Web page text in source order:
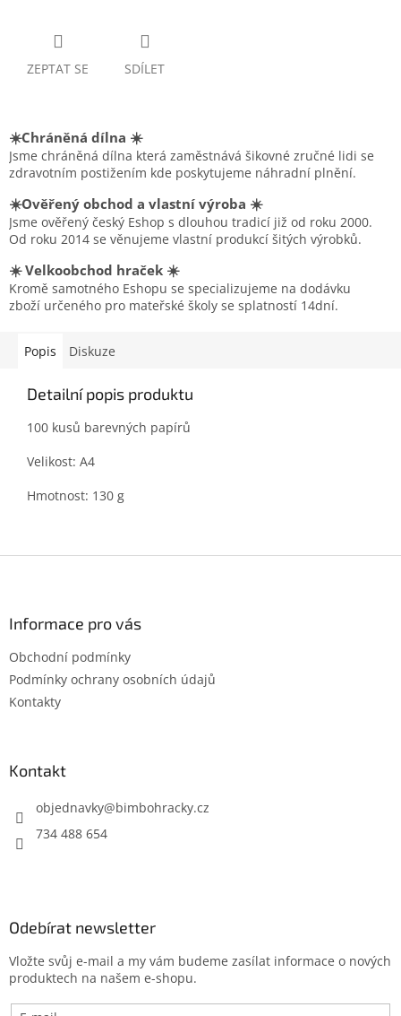
ZEPTAT SE SDÍLET
☀️Chráněná dílna ☀️
Jsme chráněná dílna která zaměstnává šikovné zručné lidi se
zdravotním postižením kde poskytujeme náhradní plnění.
☀️Ověřený obchod a vlastní výroba ☀️
Jsme ověřený český Eshop s dlouhou tradicí již od roku 2000.
Od roku 2014 se věnujeme vlastní produkcí šitých výrobků.
☀️ Velkoobchod hraček ☀️
Kromě samotného Eshopu se specializujeme na dodávku
zboží určeného pro mateřské školy se splatností 14dní.
Popis Diskuze
Detailní popis produktu
100 kusů barevných papírů
Velikost: A4
Hmotnost: 130 g
Informace pro vás
Obchodní podmínky
Podmínky ochrany osobních údajů
Kontakty
Kontakt
objednavky@bimbohracky.cz
734 488 654
Odebírat newsletter
Vložte svůj e-mail a my vám budeme zasílat informace o nových
produktech na našem e-shopu.